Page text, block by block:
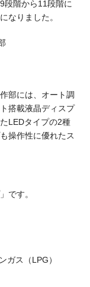
段階から11段階に
なりました。
部には、オート調
搭載液晶ディスプ
LEDタイプの2種
操作性に優れたス
です。
ガス（LPG）